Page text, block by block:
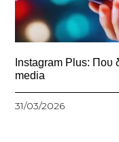
Instagram Plus: Που
media
31/03/2026